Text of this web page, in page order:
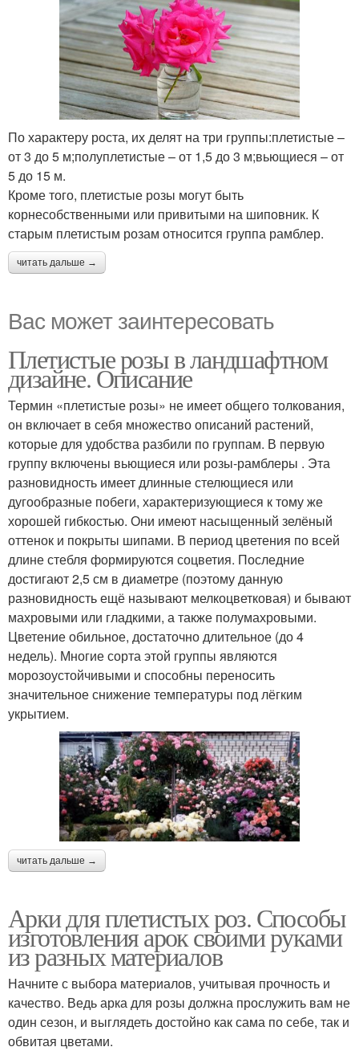
По характеру роста, их делят на три группы:плетистые –
от 3 до 5 м;полуплетистые – от 1,5 до 3 м;вьющиеся – от
5 до 15 м.
Кроме того, плетистые розы могут быть
корнесобственными или привитыми на шиповник. К
старым плетистым розам относится группа рамблер.
читать дальше →
Вас может заинтересовать
Плетистые розы в ландшафтном
дизайне. Описание
Термин «плетистые розы» не имеет общего толкования,
он включает в себя множество описаний растений,
которые для удобства разбили по группам. В первую
группу включены вьющиеся или розы-рамблеры . Эта
разновидность имеет длинные стелющиеся или
дугообразные побеги, характеризующиеся к тому же
хорошей гибкостью. Они имеют насыщенный зелёный
оттенок и покрыты шипами. В период цветения по всей
длине стебля формируются соцветия. Последние
достигают 2,5 см в диаметре (поэтому данную
разновидность ещё называют мелкоцветковая) и бывают
махровыми или гладкими, а также полумахровыми.
Цветение обильное, достаточно длительное (до 4
недель). Многие сорта этой группы являются
морозоустойчивыми и способны переносить
значительное снижение температуры под лёгким
укрытием.
читать дальше →
Арки для плетистых роз. Способы
изготовления арок своими руками
из разных материалов
Начните с выбора материалов, учитывая прочность и
качество. Ведь арка для розы должна прослужить вам не
один сезон, и выглядеть достойно как сама по себе, так и
обвитая цветами.